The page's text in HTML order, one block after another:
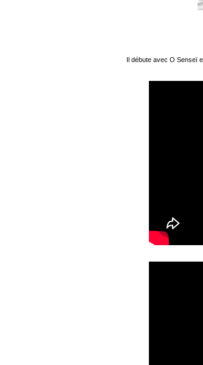
Il débute avec O Senseï